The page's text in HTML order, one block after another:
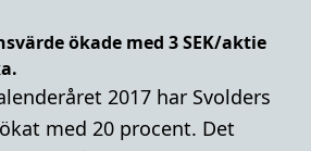
ökade med 3 SEK/aktie
2017 har Svolders
med 20 procent. Det